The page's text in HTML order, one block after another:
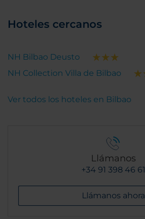
Hoteles cercanos
NH Bilbao Deusto
NH Collection Villa de Bilbao
Ver todos los hoteles en Bilbao
Llámanos
+34 91 398 46 61
Llámanos ahora